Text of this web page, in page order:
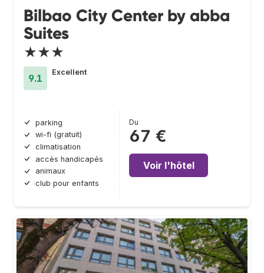
Bilbao City Center by abba
Suites
★★★
9.1
Excellent
parking
wi-fi (gratuit)
climatisation
accès handicapés
animaux
club pour enfants
Du
67 €
Voir l'hôtel